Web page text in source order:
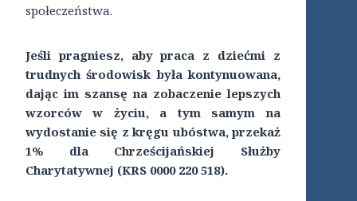
społeczeństwa.
Jeśli pragniesz, aby praca z dziećmi z
trudnych środowisk była kontynuowana,
dając im szansę na zobaczenie lepszych
wzorców w życiu, a tym samym na
wydostanie się z kręgu ubóstwa, przekaż
1% dla Chrześcijańskiej Służby
Charytatywnej (KRS 0000 220 518).